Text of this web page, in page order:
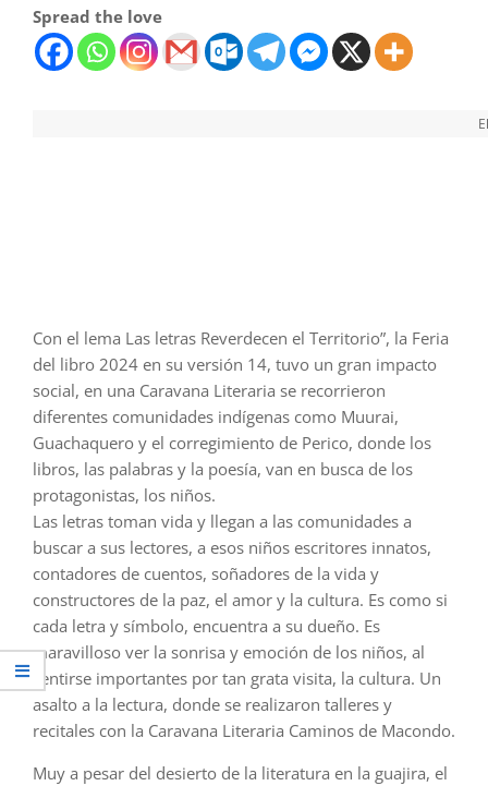
Spread the love
Con el lema Las letras Reverdecen el Territorio”, la Feria
del libro 2024 en su versión 14, tuvo un gran impacto
social, en una Caravana Literaria se recorrieron
diferentes comunidades indígenas como Muurai,
Guachaquero y el corregimiento de Perico, donde los
libros, las palabras y la poesía, van en busca de los
protagonistas, los niños.
Las letras toman vida y llegan a las comunidades a
buscar a sus lectores, a esos niños escritores innatos,
contadores de cuentos, soñadores de la vida y
constructores de la paz, el amor y la cultura. Es como si
cada letra y símbolo, encuentra a su dueño. Es
maravilloso ver la sonrisa y emoción de los niños, al
sentirse importantes por tan grata visita, la cultura. Un
asalto a la lectura, donde se realizaron talleres y
recitales con la Caravana Literaria Caminos de Macondo.
Muy a pesar del desierto de la literatura en la guajira, el